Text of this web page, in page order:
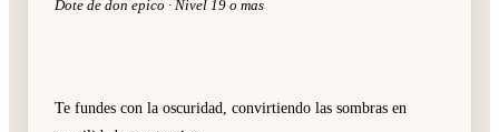
Dote de don epico · Nivel 19 o mas
Te fundes con la oscuridad, convirtiendo las sombras en